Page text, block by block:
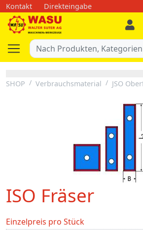
Kontakt Direkteingabe
SHOP Verbrauchsmaterial JSO
ISO Fräser
Einzelpreis pro Stück